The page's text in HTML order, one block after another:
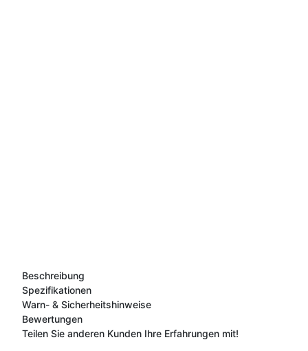
Beschreibung
Spezifikationen
Warn- & Sicherheitshinweise
Bewertungen
Teilen Sie anderen Kunden Ihre Erfahrungen mit!